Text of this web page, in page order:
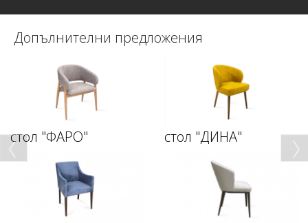
Допълнителни предложения
стол "ФАРО" стол "ДИНА"